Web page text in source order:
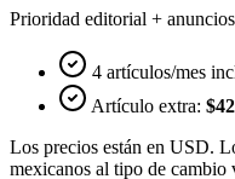
Prioridad editorial +
4 artículos/mes
Artículo extra: $42
Los precios están en USD.
mexicanos al tipo de